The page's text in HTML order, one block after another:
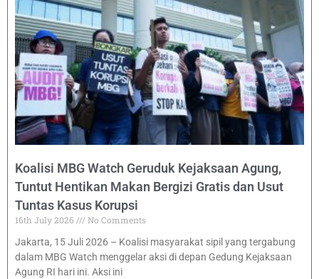
Koalisi MBG Watch Geruduk Kejaksaan Agung,
Tuntut Hentikan Makan Bergizi Gratis dan Usut
Tuntas Kasus Korupsi
16th July 2026
No Comments
Jakarta, 15 Juli 2026 – Koalisi masyarakat sipil yang tergabung
dalam MBG Watch menggelar aksi di depan Gedung Kejaksaan
Agung RI hari ini. Aksi ini